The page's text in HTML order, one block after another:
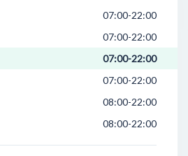
07:00-22:00
07:00-22:00
07:00-22:00
07:00-22:00
08:00-22:00
08:00-22:00